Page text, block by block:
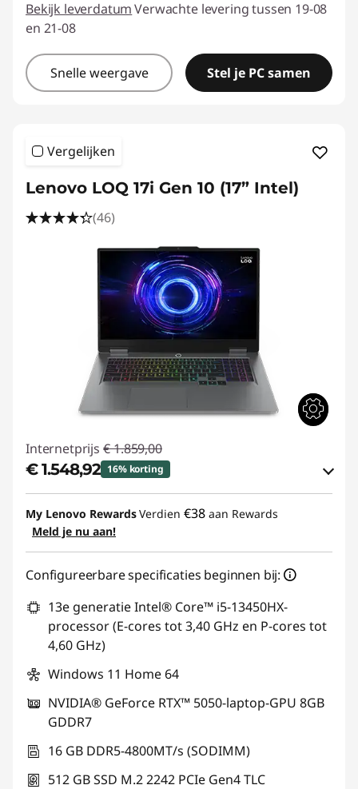
Bekijk leverdatumVerwachte levering tussen 19-08
en 21-08
Snelle weergave Stel je PC samen
Vergelijken
Lenovo LOQ 17i Gen 10 (17” Intel)
(46)
Internetprijs € 1.859,00
€ 1.548,92 16% korting
eCoupon-besparingen :-€ 310,08
eCoupon gebruiken :
My Lenovo RewardsVerdien €38 aan Rewards
Meld je nu aan!
Configureerbare specificaties beginnen bij:
13e generatie Intel® Core™ i5-13450HX-
processor (E-cores tot 3,40 GHz en P-cores tot
4,60 GHz)
Windows 11 Home 64
NVIDIA® GeForce RTX™ 5050-laptop-GPU 8GB
GDDR7
16 GB DDR5-4800MT/s (SODIMM)
512 GB SSD M.2 2242 PCIe Gen4 TLC